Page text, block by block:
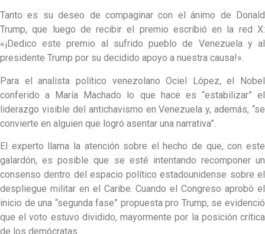
Tanto es su deseo de compaginar con el ánimo de Donald
Trump, que luego de recibir el premio escribió en la red X:
«¡Dedico este premio al sufrido pueblo de Venezuela y al
presidente Trump por su decidido apoyo a nuestra causa!».
Para el analista político venezolano Ociel López, el Nobel
conferido a María Machado lo que hace es “estabilizar” el
liderazgo visible del antichavismo en Venezuela y, además, “se
convierte en alguien que logró asentar una narrativa”.
El experto llama la atención sobre el hecho de que, con este
galardón, es posible que se esté intentando recomponer un
consenso dentro del espacio político estadounidense sobre el
despliegue militar en el Caribe. Cuando el Congreso aprobó el
inicio de una “segunda fase” propuesta pro Trump, se evidenció
que el voto estuvo dividido, mayormente por la posición crítica
de los demócratas.